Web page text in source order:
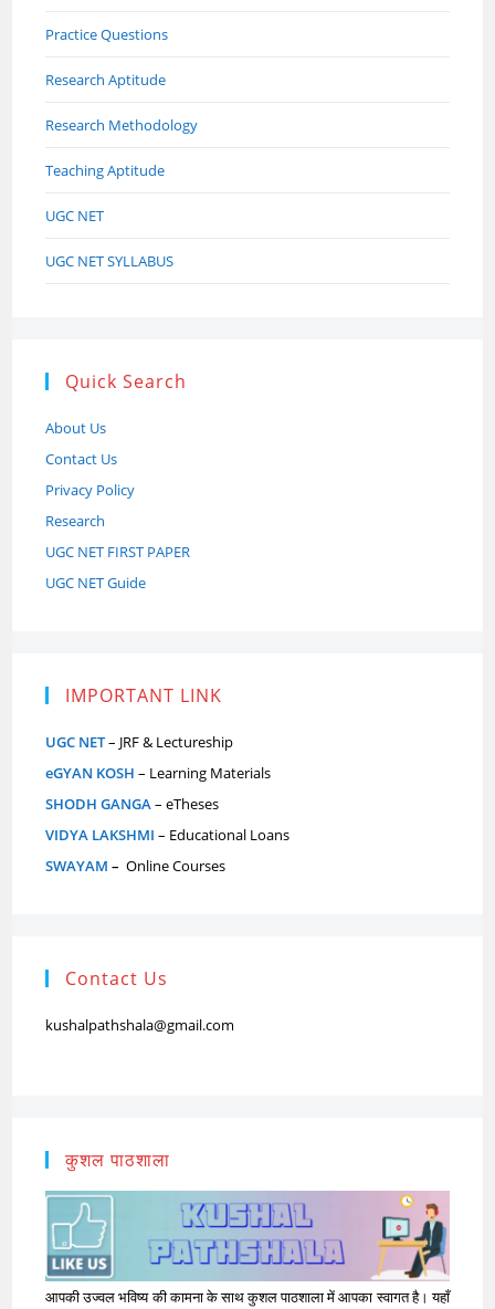
Practice Questions
Research Aptitude
Research Methodology
Teaching Aptitude
UGC NET
UGC NET SYLLABUS
Quick Search
About Us
Contact Us
Privacy Policy
Research
UGC NET FIRST PAPER
UGC NET Guide
IMPORTANT LINK
UGC NET– JRF & Lectureship
eGYAN KOSH – Learning Materials
SHODH GANGA– eTheses
VIDYA LAKSHMI – Educational Loans
SWAYAM – Online Courses
Contact Us
kushalpathshala@gmail.com
कुशल पाठशाला
आपकी उज्वल भविष्य की कामना के साथ कुशल पाठशाला में आपका स्वागत है। यहाँ